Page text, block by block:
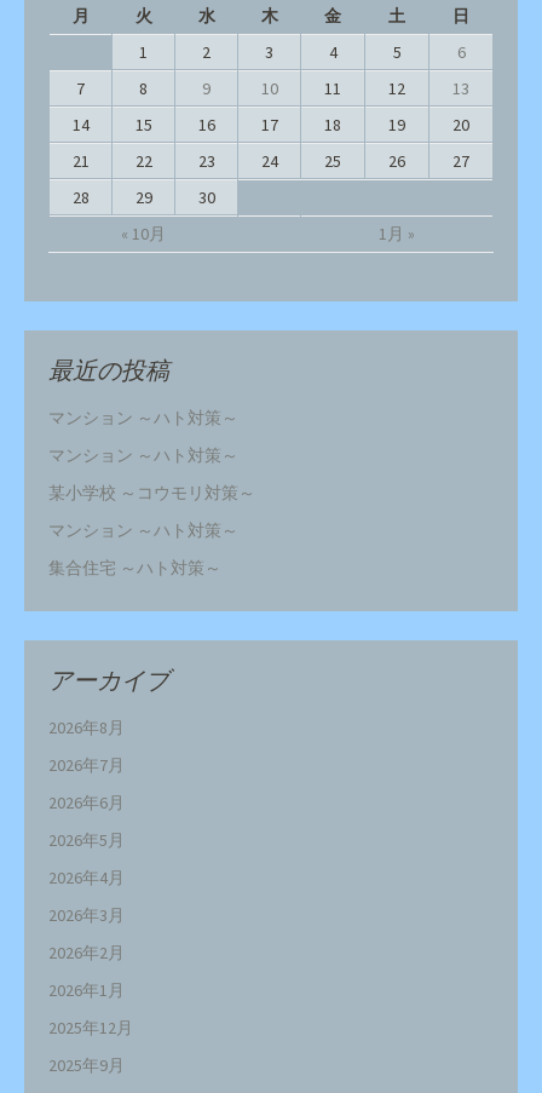
月
火 水 木 金 土 日
« 10月 1月 »
1 2 3 4 5
6
7
8 9 10 11 12
13
14
15 16 17 18 19
20
21
22 23 24 25 26
27
28
29 30
最近の投稿
マンション ～ハト対策～
マンション ～ハト対策～
某小学校 ～コウモリ対策～
マンション ～ハト対策～
集合住宅 ～ハト対策～
アーカイブ
2026年8月
2026年7月
2026年6月
2026年5月
2026年4月
2026年3月
2026年2月
2026年1月
2025年12月
2025年9月